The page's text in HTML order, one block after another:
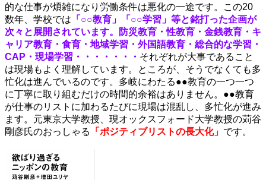
的な仕事が煩雑になり労働条件は悪化の一途です。この20
数年、学校では 「○○教育」「○○学習」等と銘打った企画が
次々と展開されています。防災教育・性教育・金銭教育・キ
ャリア教育・食育・地域学習・外国語教育・総合的な学習・
CAP・現場学習・・・・・・・ それぞれが大事であること
は現場もよく理解しています。ところが、そうでなくても多
忙化は進んでいるのです。多岐にわたる●●教育の一つ一つ
に丁寧に取り組むだけの時間的余裕はありません。●●教育
が仕事のリストに加わるたびに現場は混乱し、多忙化が進み
ます。元東京大学教授、現オックスフォード大学教授の苅谷
剛彦氏のおっしゃる
「ポジティブリストの長大化」 です。